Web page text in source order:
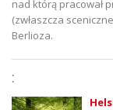
nad którą pracował
(zwłaszcza
Berlioza.
: